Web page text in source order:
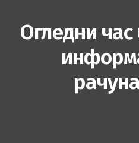
Огледни час